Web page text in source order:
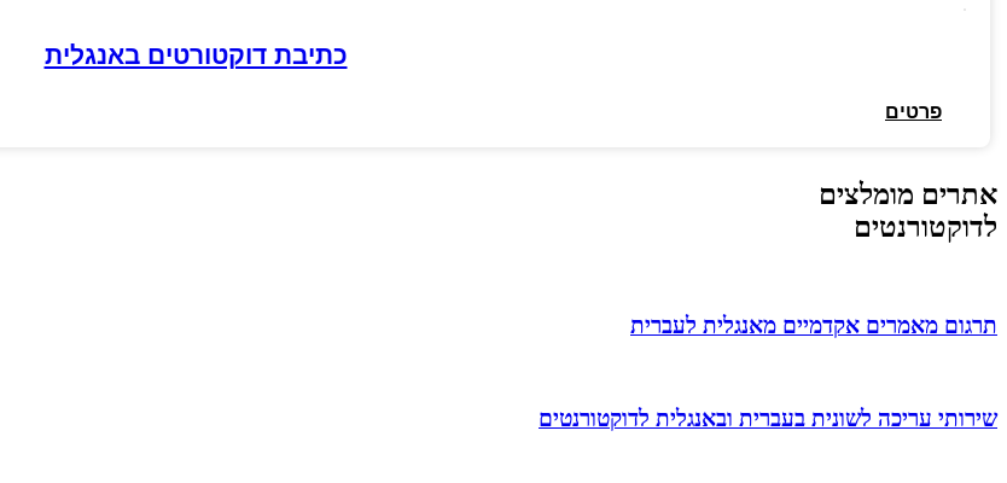
כתיבת דוקטורטים באנגלית
פרטים
אתרים מומלצים
לדוקטורנטים
תרגום מאמרים אקדמיים מאנגלית לעברית
שירותי עריכה לשונית בעברית ובאנגלית לדוקטורנטים